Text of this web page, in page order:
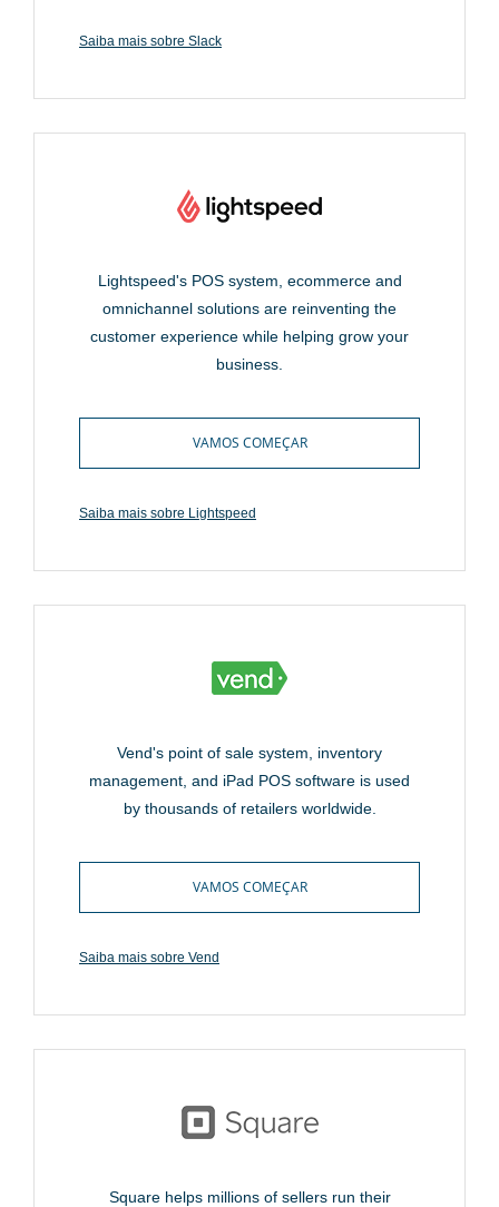
Saiba mais sobre Slack
Lightspeed's POS system, ecommerce and
omnichannel solutions are reinventing the
customer experience while helping grow your
business.
VAMOS COMEÇAR
Saiba mais sobre Lightspeed
Vend's point of sale system, inventory
management, and iPad POS software is used
by thousands of retailers worldwide.
VAMOS COMEÇAR
Saiba mais sobre Vend
Square helps millions of sellers run their